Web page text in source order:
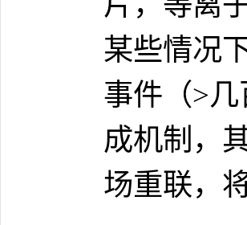
某些情况
事件（>
成机制，
场重联，